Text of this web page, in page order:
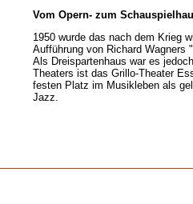
Vom Opern- zum
1950 wurde das nach dem Krieg
Aufführung von Richard Wagners
Als Dreispartenhaus war es
Theaters ist das Grillo-Theater
festen Platz im Musikleben als
Jazz.